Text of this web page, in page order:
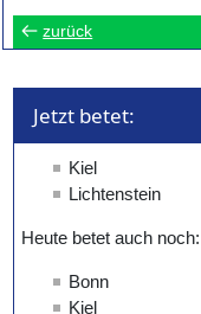
zurück
Jetzt betet: